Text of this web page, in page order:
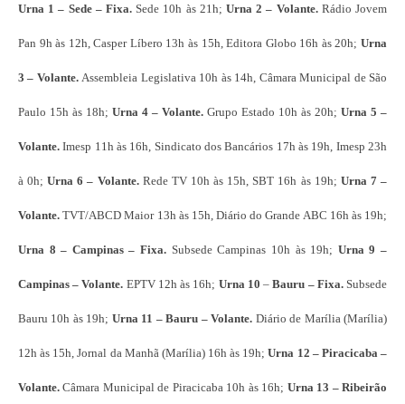
Urna 1 – Sede – Fixa.Sede 10h às 21h;Urna 2 – Volante. Rádio Jovem
Pan 9h às 12h, Casper Líbero 13h às 15h, Editora Globo 16h às 20h; Urna
3 – Volante. Assembleia Legislativa 10h às 14h, Câmara Municipal de São
Paulo 15h às 18h; Urna 4 – Volante. Grupo Estado 10h às 20h; Urna 5 –
Volante. Imesp 11h às 16h, Sindicato dos Bancários 17h às 19h, Imesp 23h
à 0h;Urna 6 – Volante.Rede TV 10h às 15h, SBT 16h às 19h; Urna 7 –
Volante. TVT/ABCD Maior 13h às 15h, Diário do Grande ABC 16h às 19h;
Urna 8 – Campinas – Fixa. Subsede Campinas 10h às 19h; Urna 9 –
Campinas – Volante. EPTV 12h às 16h; Urna 10 –Bauru – Fixa.Subsede
Bauru 10h às 19h; Urna 11 – Bauru – Volante. Diário de Marília (Marília)
12h às 15h, Jornal da Manhã (Marília) 16h às 19h;Urna 12 – Piracicaba –
Volante. Câmara Municipal de Piracicaba 10h às 16h; Urna 13 – Ribeirão